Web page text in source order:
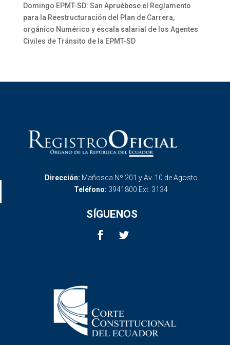
Domingo EPMT-SD: San Apruébese el Reglamento
para la Reestructuración del Plan de Carrera,
orgánico Numérico y escala salarial de los Agentes
Civiles de Tránsito de la EPMT-SD
Dirección: Mañosca Nº 201 y Av. 10 de Agosto
Teléfono: 3941800 Ext. 3134
SÍGUENOS